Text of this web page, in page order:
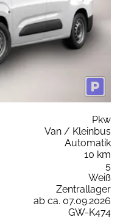
Pkw
Van / Kleinbus
Automatik
10 km
5
Weiß
Zentrallager
ab ca. 07.09.2026
GW-K474